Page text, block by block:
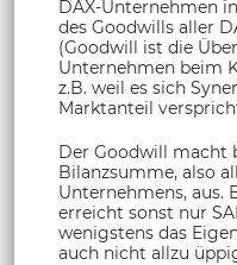
DAX-Unternehmen
des Goodwills aller
(Goodwill ist die
Unternehmen beim
z.B. weil es sich
Marktanteil
Der Goodwill macht
Bilanzsumme, also
Unternehmens, aus.
erreicht sonst nur
wenigstens das
auch nicht allzu